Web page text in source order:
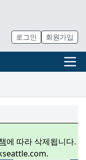
로그인 회원가입
에 따라 삭제됩니다.